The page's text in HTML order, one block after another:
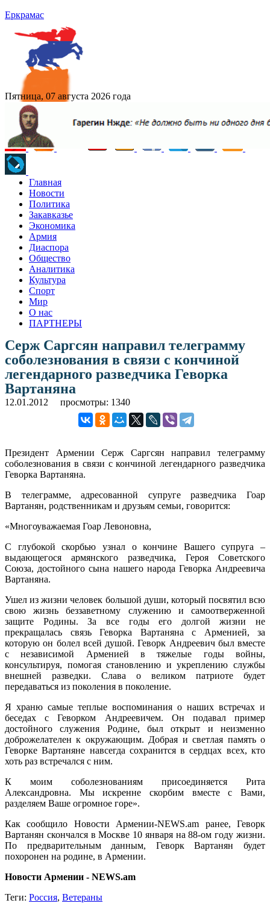
Еркрамас
Пятница, 07 августа 2026 года
Главная
Новости
Политика
Закавказье
Экономика
Армия
Диаспора
Общество
Аналитика
Культура
Спорт
Мир
О нас
ПАРТНЕРЫ
Серж Саргсян направил телеграмму
соболезнования в связи с кончиной
легендарного разведчика Геворка
Вартаняна
12.01.2012 просмотры: 1340
Президент Армении Серж Саргсян направил телеграмму
соболезнования в связи с кончиной легендарного разведчика
Геворка Вартаняна.
В телеграмме, адресованной супруге разведчика Гоар
Вартанян, родственникам и друзьям семьи, говорится:
«Многоуважаемая Гоар Левоновна,
С глубокой скорбью узнал о кончине Вашего супруга –
выдающегося армянского разведчика, Героя Советского
Союза, достойного сына нашего народа Геворка Андреевича
Вартаняна.
Ушел из жизни человек большой души, который посвятил всю
свою жизнь беззаветному служению и самоотверженной
защите Родины. За все годы его долгой жизни не
прекращалась связь Геворка Вартаняна с Арменией, за
которую он болел всей душой. Геворк Андреевич был вместе
с независимой Арменией в тяжелые годы войны,
консультируя, помогая становлению и укреплению службы
внешней разведки. Слава о великом патриоте будет
передаваться из поколения в поколение.
Я храню самые теплые воспоминания о наших встречах и
беседах с Геворком Андреевичем. Он подавал пример
достойного служения Родине, был открыт и неизменно
доброжелателен к окружающим. Добрая и светлая память о
Геворке Вартаняне навсегда сохранится в сердцах всех, кто
хоть раз встречался с ним.
К моим соболезнованиям присоединяется Рита
Александровна. Мы искренне скорбим вместе с Вами,
разделяем Ваше огромное горе».
Как сообщило Новости Армении-NEWS.am ранее, Геворк
Вартанян скончался в Москве 10 января на 88-ом году жизни.
По предварительным данным, Геворк Вартанян будет
похоронен на родине, в Армении.
Новости Армении - NEWS.am
Теги: Россия, Ветераны